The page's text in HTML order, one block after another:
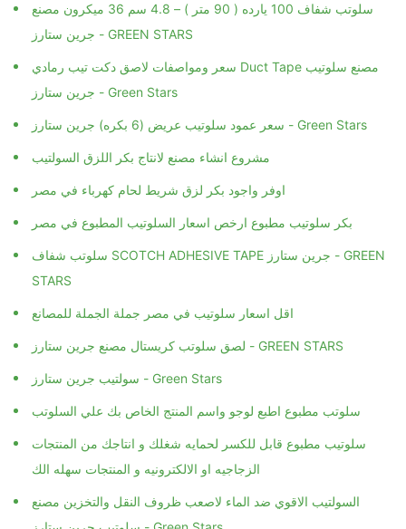
جرين ستارز - GREEN STARS
سعر ومواصفات لاصق دكت تيب رمادي Duct Tape مصنع سلوتيب
جرين ستارز - Green Stars
سعر عمود سلوتيب عريض (6 بكره) جرين ستارز - Green Stars
مشروع انشاء مصنع لانتاج بكر اللزق السولتيب
اوفر واجود بكر لزق شريط لحام كهرباء في مصر
بكر سلوتيب مطبوع ارخص اسعار السلوتيب المطبوع في مصر
سلوتب شفاف SCOTCH ADHESIVE TAPE جرين ستارز - GREEN
STARS
اقل اسعار سلوتيب في مصر جملة الجملة للمصانع
لصق سلوتب كريستال مصنع جرين ستارز - GREEN STARS
سولتيب جرين ستارز - Green Stars
سلوتب مطبوع اطبع لوجو واسم المنتج الخاص بك علي السلوتب
سلوتيب مطبوع قابل للكسر لحمايه شغلك و انتاجك من المنتجات
الزجاجيه او الالكترونيه و المنتجات سهله الك
السولتيب الاقوي ضد الماء لاصعب ظروف النقل والتخزين مصنع
سلوتيب جرين ستارز - Green Stars